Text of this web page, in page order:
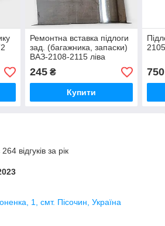
Ремонтна вставка підлоги
зад. (багажника, запаски)
ВАЗ-2108-2115 ліва
245₴
Купити
750
відгуків за рік
1, смт. Пісочин, Україна